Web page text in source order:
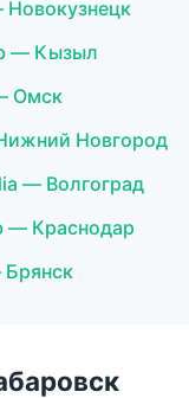
— Кызыл
Омск
Новгород
— Волгоград
— Краснодар